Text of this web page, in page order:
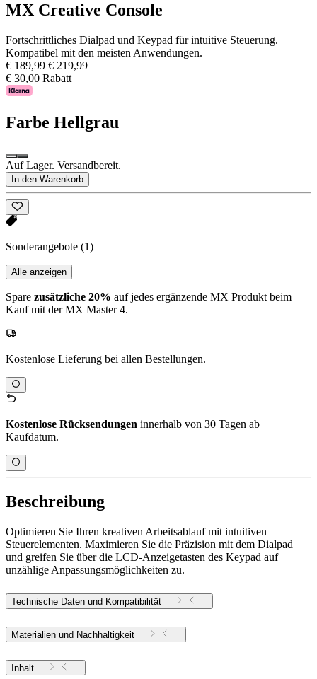
MX Creative Console
Fortschrittliches Dialpad und Keypad für intuitive Steuerung.
Kompatibel mit den meisten Anwendungen.
€ 189,99 € 219,99
€ 30,00 Rabatt
Farbe Hellgrau
Auf Lager. Versandbereit.
In den Warenkorb
Sonderangebote (1)
Alle anzeigen
Spare zusätzliche 20% auf jedes ergänzende MX Produkt beim
Kauf mit der MX Master 4.
Kostenlose Lieferung bei allen Bestellungen.
Kostenlose Rücksendungen innerhalb von 30 Tagen ab
Kaufdatum.
Beschreibung
Optimieren Sie Ihren kreativen Arbeitsablauf mit intuitiven
Steuerelementen. Maximieren Sie die Präzision mit dem Dialpad
und greifen Sie über die LCD-Anzeigetasten des Keypad auf
unzählige Anpassungsmöglichkeiten zu.
Technische Daten und Kompatibilität
Materialien und Nachhaltigkeit
Inhalt